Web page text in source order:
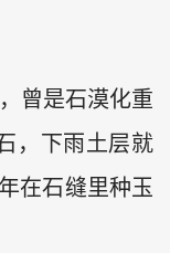
曾是石漠化重
，下雨土层就
在石缝里种玉